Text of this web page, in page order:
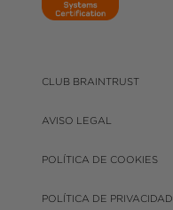
CLUB BRAINTRUST
AVISO LEGAL
POLÍTICA DE COOKIES
POLÍTICA DE PRIVACIDAD